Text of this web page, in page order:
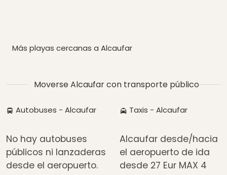
Más playas cercanas a Alcaufar
Moverse Alcaufar con transporte público
Autobuses - Alcaufar
No hay autobuses
públicos ni lanzaderas
desde el aeropuerto.
Taxis - Alcaufar
Alcaufar desde/hacia
el aeropuerto de ida
desde 27 Eur MAX 4